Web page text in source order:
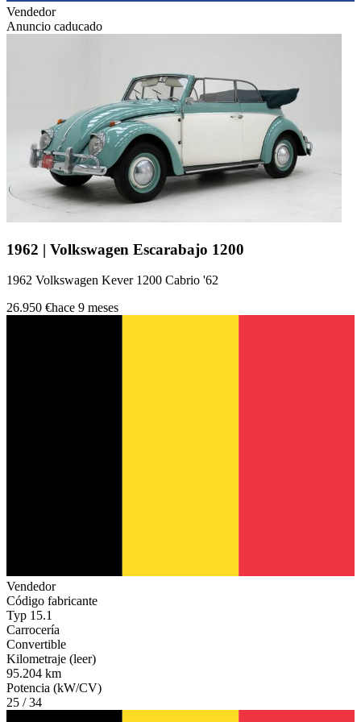
Vendedor
Anuncio caducado
1962 | Volkswagen Escarabajo 1200
1962 Volkswagen Kever 1200 Cabrio '62
26.950 €hace 9 meses
Vendedor
Código fabricante
Typ 15.1
Carrocería
Convertible
Kilometraje (leer)
95.204 km
Potencia (kW/CV)
25 / 34